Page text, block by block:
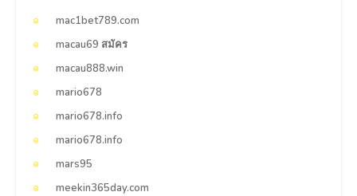
mac1bet789.com
macau69 สมัคร
macau888.win
mario678
mario678.info
mario678.info
mars95
meekin365day.com